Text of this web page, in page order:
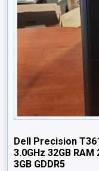
Dell Precision
3.0GHz 32GB
3GB GDDR5